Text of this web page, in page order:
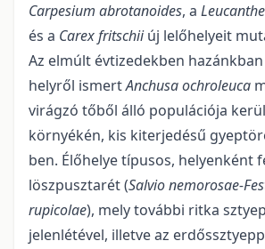
Carpesium abrotanoides, a
és a Carex fritschiiúj lelőhelyeit
Az elmúlt évtizedekben
helyről ismertAnchusa ochroleuca
virág­zó tőből álló populációja
környékén, kis kiterjedésű
ben. Élőhe­lye típusos, helyenként
löszpusztarét (Salvio nemorosae-
rupicolae), mely további ritka
jelenlétével, illetve az